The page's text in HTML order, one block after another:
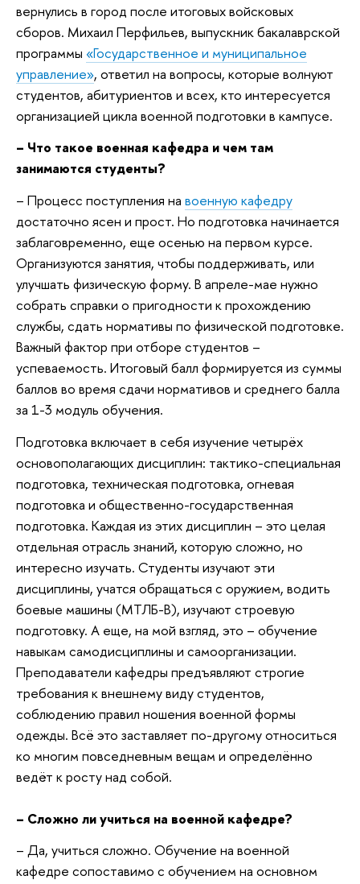
вернулись в город после итоговых войсковых
сборов. Михаил Перфильев, выпускник бакалаврской
программы «Государственное и муниципальное
управление», ответил на вопросы, которые волнуют
студентов, абитуриентов и всех, кто интересуется
организацией цикла военной подготовки в кампусе.
– Что такое военная кафедра и чем там
занимаются студенты?
– Процесс поступления на военную кафедру
достаточно ясен и прост. Но подготовка начинается
заблаговременно, еще осенью на первом курсе.
Организуются занятия, чтобы поддерживать, или
улучшать физическую форму. В апреле-мае нужно
собрать справки о пригодности к прохождению
службы, сдать нормативы по физической подготовке.
Важный фактор при отборе студентов –
успеваемость. Итоговый балл формируется из суммы
баллов во время сдачи нормативов и среднего балла
за 1-3 модуль обучения.
Подготовка включает в себя изучение четырёх
основополагающих дисциплин: тактико-специальная
подготовка, техническая подготовка, огневая
подготовка и общественно-государственная
подготовка. Каждая из этих дисциплин – это целая
отдельная отрасль знаний, которую сложно, но
интересно изучать. Студенты изучают эти
дисциплины, учатся обращаться с оружием, водить
боевые машины (МТЛБ-В), изучают строевую
подготовку. А еще, на мой взгляд, это – обучение
навыкам самодисциплины и самоорганизации.
Преподаватели кафедры предъявляют строгие
требования к внешнему виду студентов,
соблюдению правил ношения военной формы
одежды. Всё это заставляет по-другому относиться
ко многим повседневным вещам и определённо
ведёт к росту над собой.
– Сложно ли учиться на военной кафедре?
– Да, учиться сложно. Обучение на военной
кафедре сопоставимо с обучением на основном